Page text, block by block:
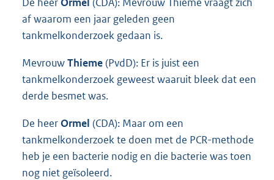
af waarom een jaar geleden geen
tankmelkonderzoek gedaan is.
MevrouwThieme(PvdD): Er is juist een
tankmelkonderzoek geweest waaruit bleek dat een
derde besmet was.
De heerOrmel (CDA): Maar om een
tankmelkonderzoek te doen met de PCR-methode
heb je een bacterie nodig en die bacterie was toen
nog niet geïsoleerd.